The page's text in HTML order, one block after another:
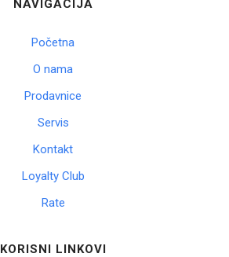
NAVIGACIJA
Početna
O nama
Prodavnice
Servis
Kontakt
Loyalty Club
Rate
KORISNI LINKOVI